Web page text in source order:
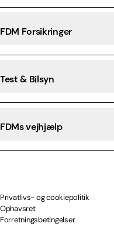
FDM Forsikringer
Test & Bilsyn
FDMs vejhjælp
Privatlivs- og cookiepolitik
Ophavsret
Forretningsbetingelser